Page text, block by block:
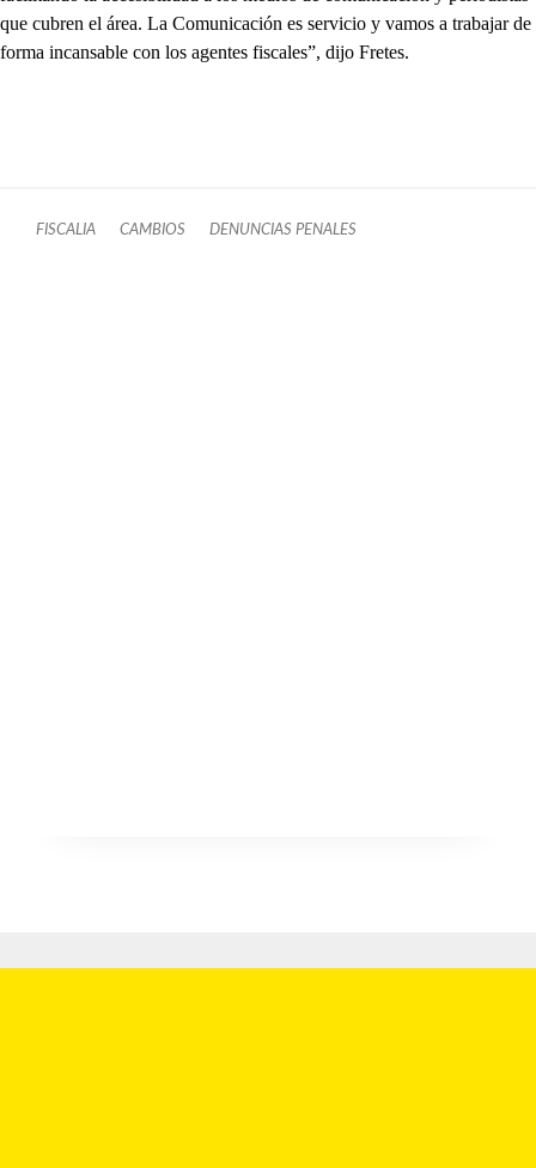
que cubren el área. La Comunicación es servicio y vamos a trabajar de
forma incansable con los agentes fiscales”, dijo Fretes.
FISCALIA CAMBIOS DENUNCIAS PENALES